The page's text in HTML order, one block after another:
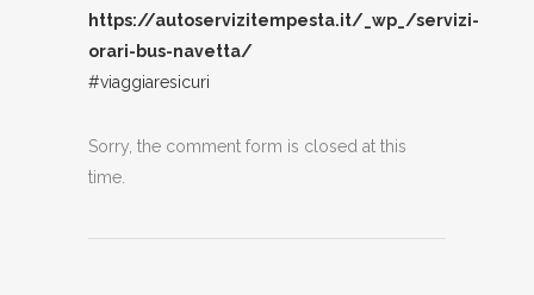
https://autoservizitempesta.it/_wp_/servizi-
orari-bus-navetta/
#viaggiaresicuri
Sorry, the comment form is closed at this
time.